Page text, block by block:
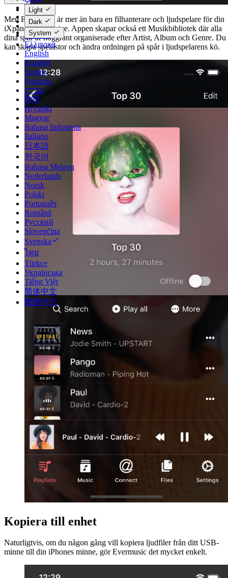
Català
Čeština
Dansk
Deutsch
Ελληνικά
English
Español
Suomi
Français
עברית
हिन्दी
Hrvatski
Magyar
Bahasa Indonesia
Italiano
日本語
한국어
Bahasa Melayu
Nederlands
Norsk
Polski
Português
Română
Русский
Slovenčina
Svenska
ไทย
Türkçe
Українська
Tiếng Việt
简体中文
繁體中文
Light
Dark
System
Men Evermusic är mer än bara en filhanterare och ljudspelare för din
iXpand Flash Drive. Appen skapar också ett Musikbibliotek där alla
dina spår är noggrant organiserade efter Artist, Album och Genre. Du
kan skapa spellistor och ändra ordningen på spår i ljudspelarens kö.
Kopiera till enhet
Naturligtvis, om du någon gång vill kopiera ljudfiler från ditt USB-
minne till din iPhones minne, gör Evermusic det mycket enkelt.